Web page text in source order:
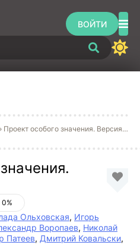
ВОЙТИ
Проект особого значения. Версия 20.23
0%
Ольховская, Игорь
Воропаев, Николай
Патеев, Дмитрий Ковальски,